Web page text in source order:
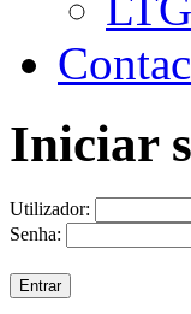
Iniciar
Utilizador:
Senha: